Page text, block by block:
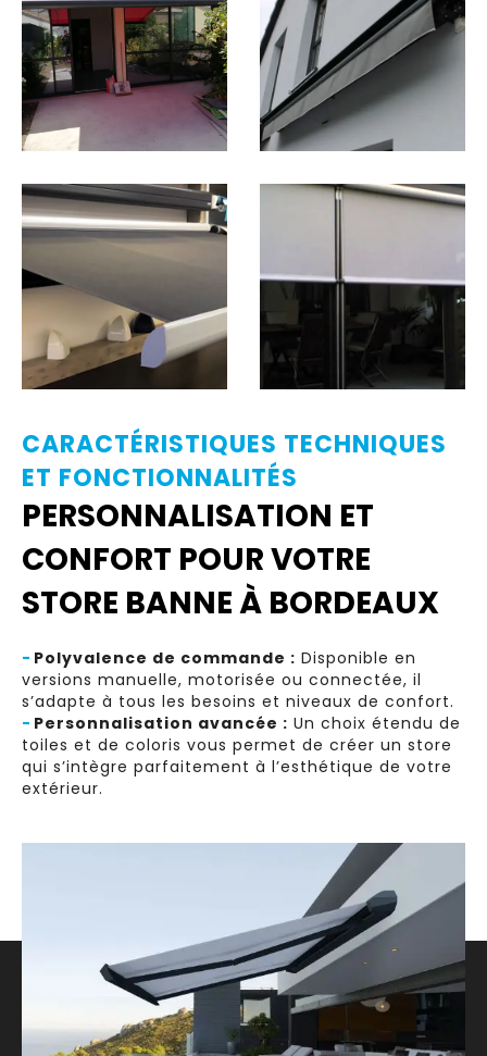
CARACTÉRISTIQUES TECHNIQUES
ET FONCTIONNALITÉS
PERSONNALISATION ET
CONFORT POUR VOTRE
STORE BANNE À BORDEAUX
- Polyvalence de commande : Disponible en
versions manuelle, motorisée ou connectée, il
s’adapte à tous les besoins et niveaux de confort.
- Personnalisation avancée : Un choix étendu de
toiles et de coloris vous permet de créer un store
qui s’intègre parfaitement à l’esthétique de votre
extérieur.